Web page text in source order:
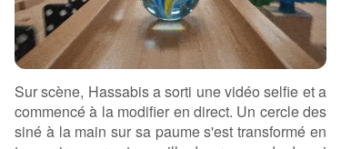
Sur scène, Hassabis a sorti une vidéo selfie et a
commencé à la modifier en direct. Un cercle des
siné à la main sur sa paume s'est transformé en